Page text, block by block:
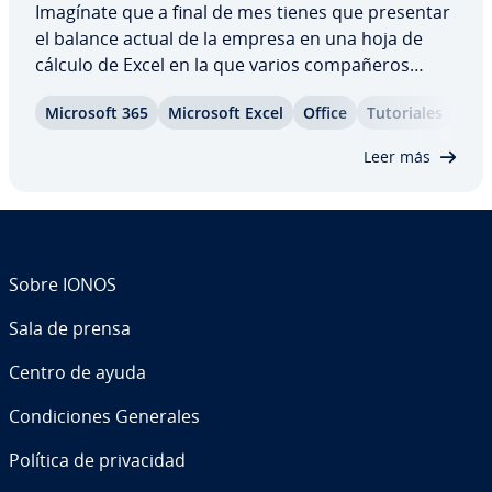
Imagínate que a final de mes tienes que presentar
el balance actual de la empresa en una hoja de
cálculo de Excel en la que varios co­m­pa­ñe­ros
tienen que insertar sus números. ¿Cómo puedes
comprobar que todos han in­tro­du­ci­do su parte?
Microsoft 365 Microsoft Excel Office Tu­to­ria­les
Leer más
Sobre IONOS
Sala de prensa
Centro de ayuda
Co­n­di­cio­nes Generales
Política de pri­va­ci­dad